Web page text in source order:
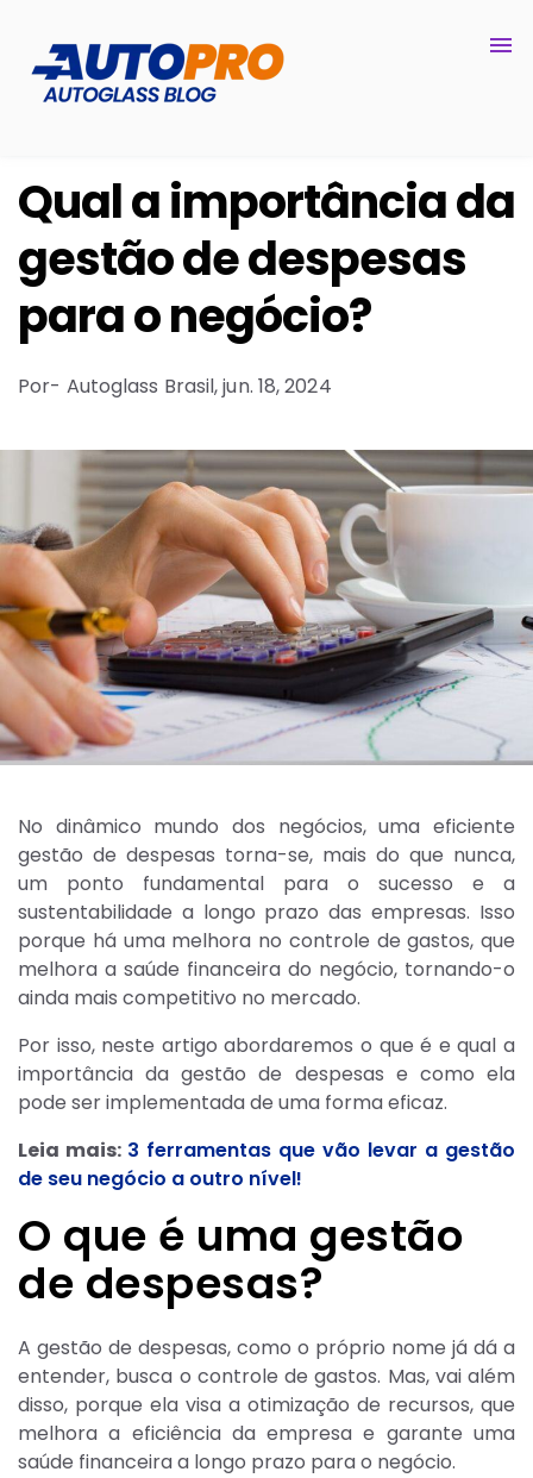
Qual a importância da
gestão de despesas
para o negócio?
Por- Autoglass Brasil,jun. 18, 2024
No dinâmico mundo dos negócios, uma eficiente
gestão de despesas torna-se, mais do que nunca,
um ponto fundamental para o sucesso e a
sustentabilidade a longo prazo das empresas. Isso
porque há uma melhora no controle de gastos, que
melhora a saúde financeira do negócio, tornando-o
ainda mais competitivo no mercado.
Por isso, neste artigo abordaremos o que é e qual a
importância da gestão de despesas e como ela
pode ser implementada de uma forma eficaz.
Leia mais: 3 ferramentas que vão levar a gestão
de seu negócio a outro nível!
O que é uma gestão
de despesas?
A gestão de despesas, como o próprio nome já dá a
entender, busca o controle de gastos. Mas, vai além
disso, porque ela visa a otimização de recursos, que
melhora a eficiência da empresa e garante uma
saúde financeira a longo prazo para o negócio.